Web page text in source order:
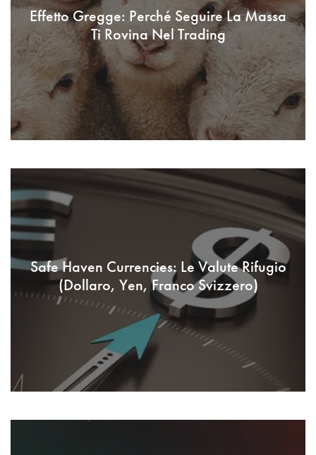
Effetto Gregge: Perché Seguire La Massa
Ti Rovina Nel Trading
Safe Haven Currencies: Le Valute Rifugio
(Dollaro, Yen, Franco Svizzero)